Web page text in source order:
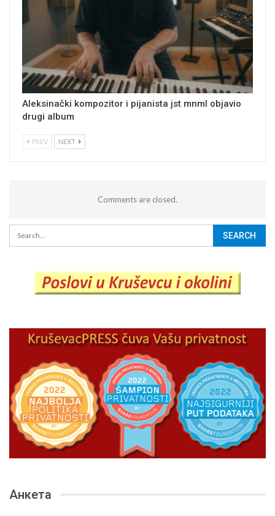
Aleksinački kompozitor i pijanista jst mnml objavio
drugi album
PREV NEXT
Comments are closed.
Анкета